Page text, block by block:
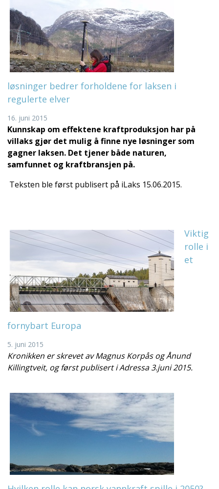
løsninger bedrer forholdene for laksen i
regulerte elver
16. juni 2015
Kunnskap om effektene kraftproduksjon har på
villaks gjør det mulig å finne nye løsninger som
gagner laksen. Det tjener både naturen,
samfunnet og kraftbransjen på.
Teksten ble først publisert på iLaks 15.06.2015.
Viktig
rolle i
et
fornybart Europa
5. juni 2015
Kronikken er skrevet av Magnus Korpås og Ånund
Killingtveit, og først publisert i Adressa 3.juni 2015.